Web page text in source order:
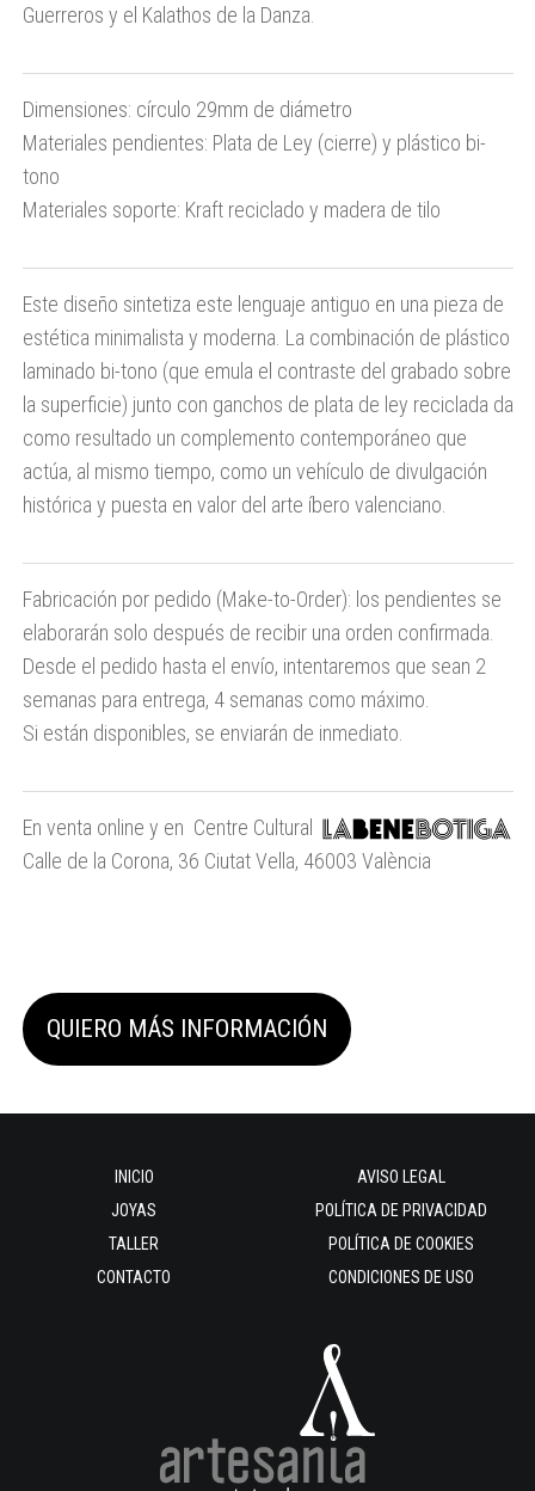
Guerreros y el Kalathos de la Danza.
Dimensiones: círculo 29mm de diámetro
Materiales pendientes: Plata de Ley (cierre) y plástico bi-
tono
Materiales soporte: Kraft reciclado y madera de tilo
Este diseño sintetiza este lenguaje antiguo en una pieza de
estética minimalista y moderna. La combinación de plástico
laminado bi-tono (que emula el contraste del grabado sobre
la superficie) junto con ganchos de plata de ley reciclada da
como resultado un complemento contemporáneo que
actúa, al mismo tiempo, como un vehículo de divulgación
histórica y puesta en valor del arte íbero valenciano.
Fabricación por pedido (Make-to-Order): los pendientes se
elaborarán solo después de recibir una orden confirmada.
Desde el pedido hasta el envío, intentaremos que sean 2
semanas para entrega, 4 semanas como máximo.
Si están disponibles, se enviarán de inmediato.
En venta online y en Centre Cultural
Calle de la Corona, 36 Ciutat Vella, 46003 València
QUIERO MÁS INFORMACIÓN
INICIO
JOYAS
TALLER
CONTACTO
AVISO LEGAL
POLÍTICA DE PRIVACIDAD
POLÍTICA DE COOKIES
CONDICIONES DE USO